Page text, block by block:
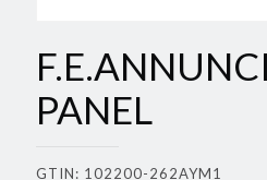
PANEL
GTIN: 102200-262AYM1